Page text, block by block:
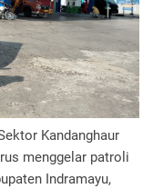
Kandanghaur
menggelar patroli
Indramayu,